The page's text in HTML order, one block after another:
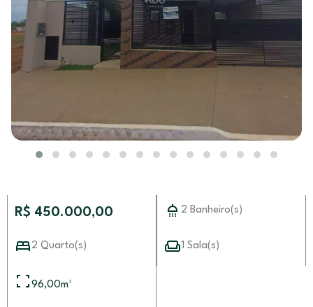
R$ 450.000,00 2 Banheiro(s)
2 Quarto(s) 1 Sala(s)
96,00m²